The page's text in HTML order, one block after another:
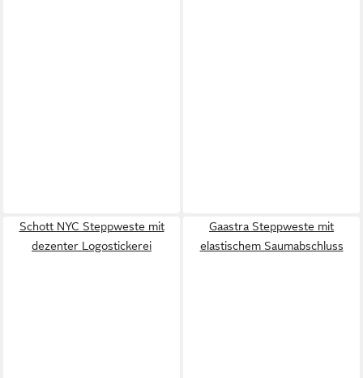
Schott NYC Steppweste mit
dezenter Logostickerei
Gaastra Steppweste mit
elastischem Saumabschluss